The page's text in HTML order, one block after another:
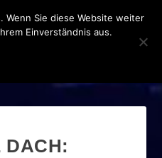
DACH:
Wenn Sie diese Website weiter
Einverständnis aus.